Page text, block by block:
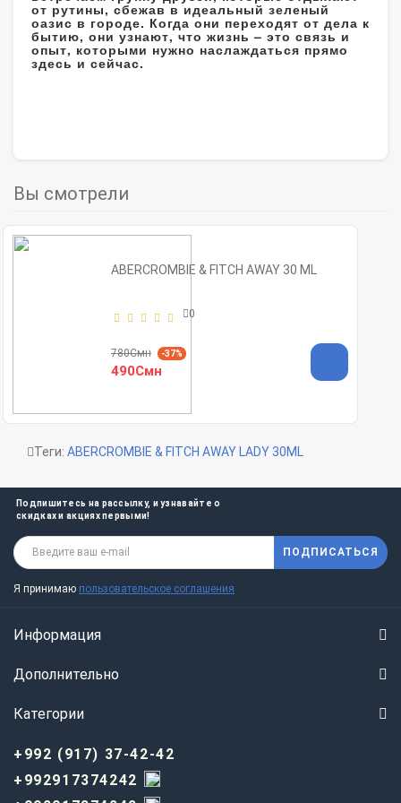
от рутины, сбежав в идеальный зеленый
оазис в городе. Когда они переходят от дела к
бытию, они узнают, что жизнь – это связь и
опыт, которыми нужно наслаждаться прямо
здесь и сейчас.
Вы смотрели
ABERCROMBIE & FITCH AWAY 30 ML
0
780Смн -37%
490Смн
Теги: ABERCROMBIE & FITCH AWAY LADY 30ML
Подпишитесь на рассылку, и узнавайте о
скидках и акциях первыми!
ПОДПИСАТЬСЯ
Я принимаю пользовательское соглашения
Информация
Дополнительно
Категории
+992 (917) 37-42-42
+992917374242